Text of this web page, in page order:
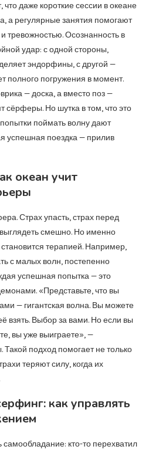
даже короткие сессии в океане
а регулярные занятия помогают
тревожностью. Осознанность в
удар: с одной стороны,
эндорфины, с другой —
полного погружения в момент.
— доска, а вместо поз —
сёрферы. Но шутка в том, что это
поймать волну дают
успешная поездка — прилив
океан учит
Страх упасть, страх перед
смешно. Но именно
терапией. Например,
с малых волн, постепенно
успешная попытка — это
«Представьте, что вы
— гигантская волна. Вы можете
взять. Выбор за вами. Но если вы
вы уже выиграете», —
Такой подход помогает не только
теряют силу, когда их
как управлять
самообладание: кто-то перехватил